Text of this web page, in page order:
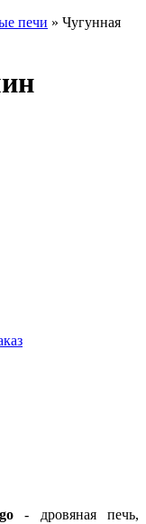
печи » Чугунная
- дровяная печь,